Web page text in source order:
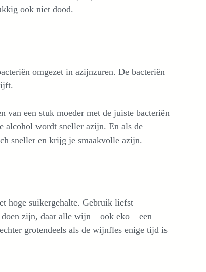
ook niet dood.
omgezet in azijnzuren. De bacteriën
een stuk moeder met de juiste bacteriën
alcohol wordt sneller azijn. En als de
sneller en krijg je smaakvolle azijn.
hoge suikergehalte. Gebruik liefst
zijn, daar alle wijn – ook eko – een
grotendeels als de wijnfles enige tijd is